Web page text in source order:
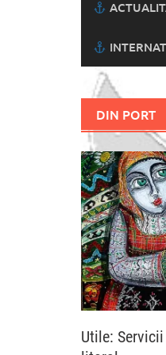
DIN PORT
Utile: